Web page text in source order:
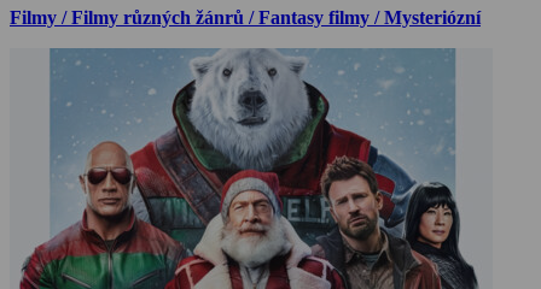
Filmy / Filmy různých žánrů / Fantasy filmy / Mysteriózní